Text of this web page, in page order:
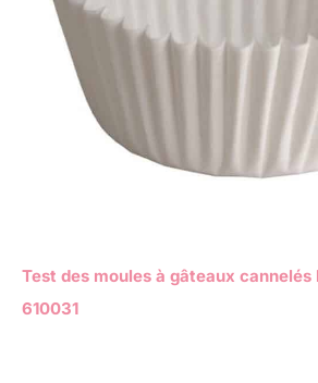
Test des moules à gâteaux
610031